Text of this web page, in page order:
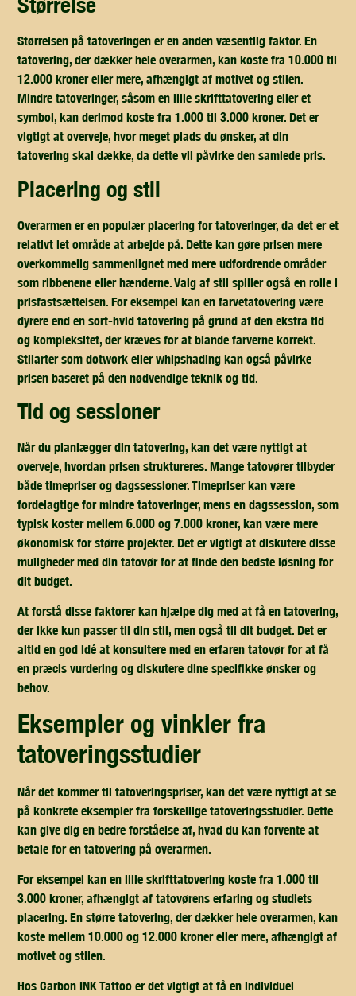
Størrelsen på tatoveringen er en anden væsentlig faktor. En
tatovering, der dækker hele overarmen, kan koste fra 10.000 til
12.000 kroner eller mere, afhængigt af motivet og stilen.
Mindre tatoveringer, såsom en lille skrifttatovering eller et
symbol, kan derimod koste fra 1.000 til 3.000 kroner. Det er
vigtigt at overveje, hvor meget plads du ønsker, at din
tatovering skal dække, da dette vil påvirke den samlede pris.
placering og stil
Overarmen er en populær placering for tatoveringer, da det er et
relativt let område at arbejde på. Dette kan gøre prisen mere
overkommelig sammenlignet med mere udfordrende områder
som ribbenene eller hænderne. Valg af stil spiller også en rolle i
prisfastsættelsen. For eksempel kan en farvetatovering være
dyrere end en sort-hvid tatovering på grund af den ekstra tid
og kompleksitet, der kræves for at blande farverne korrekt.
Stilarter som dotwork eller whipshading kan også påvirke
prisen baseret på den nødvendige teknik og tid.
tid og sessioner
Når du planlægger din tatovering, kan det være nyttigt at
overveje, hvordan prisen struktureres. Mange tatovører tilbyder
både timepriser og dagssessioner. Timepriser kan være
fordelagtige for mindre tatoveringer, mens en dagssession, som
typisk koster mellem 6.000 og 7.000 kroner, kan være mere
økonomisk for større projekter. Det er vigtigt at diskutere disse
muligheder med din tatovør for at finde den bedste løsning for
dit budget.
At forstå disse faktorer kan hjælpe dig med at få en tatovering,
der ikke kun passer til din stil, men også til dit budget. Det er
altid en god idé at konsultere med en erfaren tatovør for at få
en præcis vurdering og diskutere dine specifikke ønsker og
behov.
eksempler og vinkler fra
tatoveringsstudier
Når det kommer til tatoveringspriser, kan det være nyttigt at se
på konkrete eksempler fra forskellige tatoveringsstudier. Dette
kan give dig en bedre forståelse af, hvad du kan forvente at
betale for en tatovering på overarmen.
For eksempel kan en lille skrifttatovering koste fra 1.000 til
3.000 kroner, afhængigt af tatovørens erfaring og studiets
placering. En større tatovering, der dækker hele overarmen, kan
koste mellem 10.000 og 12.000 kroner eller mere, afhængigt af
motivet og stilen.
Hos Carbon INK Tattoo er det vigtigt at få en individuel